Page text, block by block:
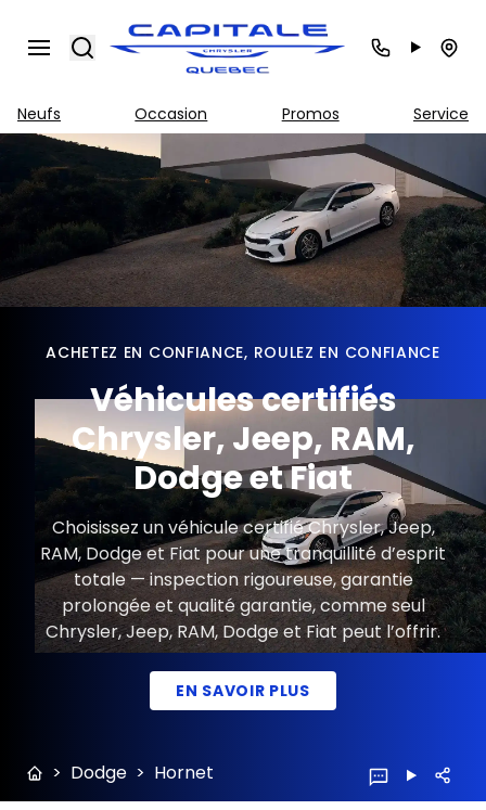
Search
Neufs Occasion Promos Service
ACHETEZ EN CONFIANCE, ROULEZ EN CONFIANCE
Véhicules certifiés
Chrysler, Jeep, RAM,
Dodge et Fiat
Choisissez un véhicule certifié Chrysler, Jeep,
RAM, Dodge et Fiat pour une tranquillité d’esprit
totale — inspection rigoureuse, garantie
prolongée et qualité garantie, comme seul
Chrysler, Jeep, RAM, Dodge et Fiat peut l’offrir.
EN SAVOIR PLUS
> Dodge > Hornet